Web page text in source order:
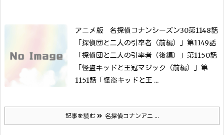
アニメ版 名探偵コナンシーズン30第1148話
「探偵団と二人の引率者（前編）」 第1149話
「探偵団と二人の引率者（後編）」 第1150話
「怪盗キッドと王冠マジック（前編）」 第
1151話「怪盗キッドと王 ...
記事を読む 名探偵コナンアニ ...